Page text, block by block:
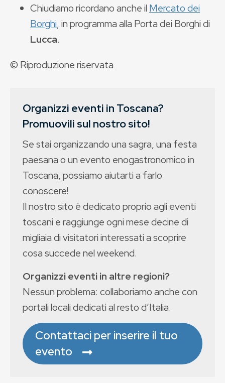
Chiudiamo ricordano anche il Mercato dei
Borghi, in programma alla Porta dei Borghi di
Lucca.
© Riproduzione riservata
Organizzi eventi in Toscana?
Promuovili sul nostro sito!
Se stai organizzando una sagra, una festa
paesana o un evento enogastronomico in
Toscana, possiamo aiutarti a farlo
conoscere!
Il nostro sito è dedicato proprio agli eventi
toscani e raggiunge ogni mese decine di
migliaia di visitatori interessati a scoprire
cosa succede nel weekend.
Organizzi eventi in altre regioni?
Nessun problema: collaboriamo anche con
portali locali dedicati al resto d’Italia.
Contattaci per inserire il tuo
evento